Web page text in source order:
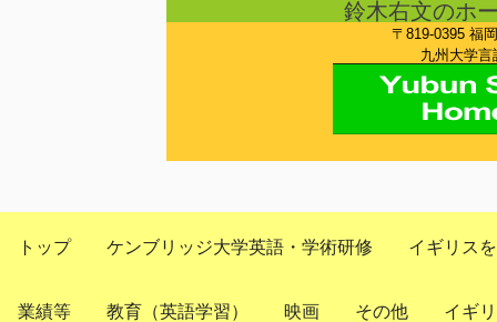
鈴木右文のホ
〒819-0395 福岡
九州大学言語
トップ ケンブリッジ大学英語・学術研修 イギリス
業績等 教育（英語学習） 映画 その他 イギ